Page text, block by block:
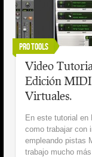
Pro Tools
Video
Edición
Virtuales.
En este tutorial en
como trabajar con
empleando pistas
trabajo mucho